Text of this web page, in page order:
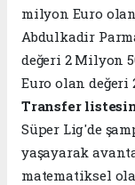
milyon Euro
Abdulkadir
değeri 2 Milyon
Euro olan değeri
Transfer
Süper Lig'de
yaşayarak
matematiksel